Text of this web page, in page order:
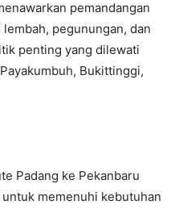
pemandangan
pegunungan, dan
penting yang dilewati
Bukittinggi,
Padang ke Pekanbaru
memenuhi kebutuhan